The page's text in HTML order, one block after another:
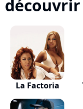
découvrir
La Factoria